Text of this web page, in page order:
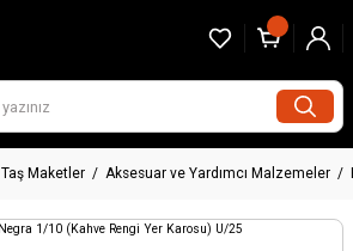
Taş Maketler Aksesuar ve Yardımcı Malzemeler